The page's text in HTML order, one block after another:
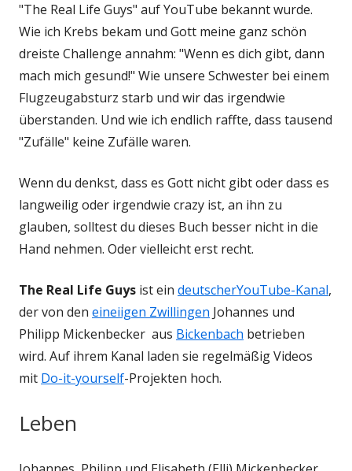
"The Real Life Guys" auf YouTube bekannt wurde.
Wie ich Krebs bekam und Gott meine ganz schön
dreiste Challenge annahm: "Wenn es dich gibt, dann
mach mich gesund!" Wie unsere Schwester bei einem
Flugzeugabsturz starb und wir das irgendwie
überstanden. Und wie ich endlich raffte, dass tausend
"Zufälle" keine Zufälle waren.
Wenn du denkst, dass es Gott nicht gibt oder dass es
langweilig oder irgendwie crazy ist, an ihn zu
glauben, solltest du dieses Buch besser nicht in die
Hand nehmen. Oder vielleicht erst recht.
The Real Life Guys ist ein deutscherYouTube-Kanal,
der von den eineiigen Zwillingen Johannes und
Philipp Mickenbecker aus Bickenbach betrieben
wird. Auf ihrem Kanal laden sie regelmäßig Videos
mit Do-it-yourself-Projekten hoch.
Leben